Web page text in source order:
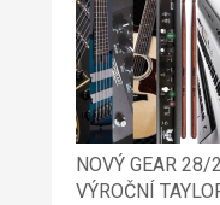
NOVÝ GEAR
VÝROČNÍ